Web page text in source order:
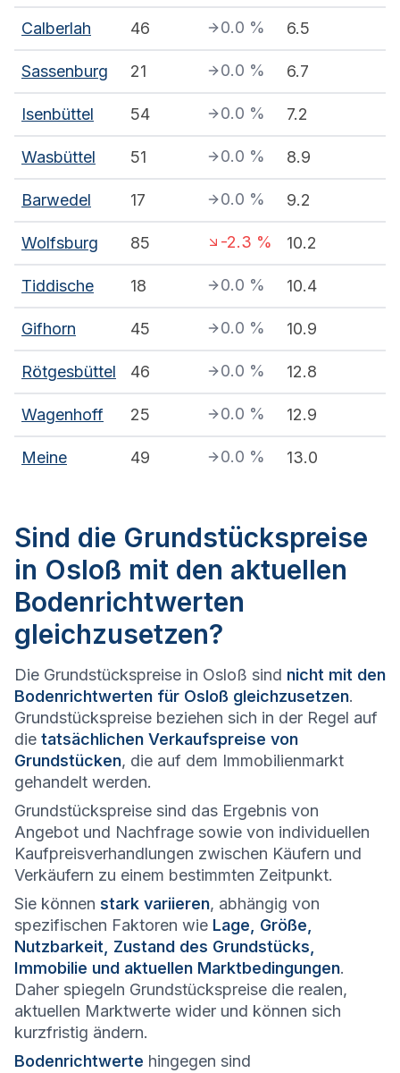
Calberlah 46 0.0 % 6.5
Sassenburg 21 0.0 % 6.7
Isenbüttel 54 0.0 % 7.2
Wasbüttel 51 0.0 % 8.9
Barwedel 17 0.0 % 9.2
Wolfsburg 85 -2.3 % 10.2
Tiddische 18 0.0 % 10.4
Gifhorn 45 0.0 % 10.9
Rötgesbüttel 46 0.0 % 12.8
Wagenhoff 25 0.0 % 12.9
Meine 49 0.0 % 13.0
Sind die Grundstückspreise
in Osloß mit den aktuellen
Bodenrichtwerten
gleichzusetzen?
Die Grundstückspreise in Osloß sind nicht mit den
Bodenrichtwerten für Osloß gleichzusetzen.
Grundstückspreise beziehen sich in der Regel auf
die tatsächlichen Verkaufspreise von
Grundstücken, die auf dem Immobilienmarkt
gehandelt werden.
Grundstückspreise sind das Ergebnis von
Angebot und Nachfrage sowie von individuellen
Kaufpreisverhandlungen zwischen Käufern und
Verkäufern zu einem bestimmten Zeitpunkt.
Sie können stark variieren, abhängig von
spezifischen Faktoren wie Lage, Größe,
Nutzbarkeit, Zustand des Grundstücks,
Immobilie und aktuellen Marktbedingungen.
Daher spiegeln Grundstückspreise die realen,
aktuellen Marktwerte wider und können sich
kurzfristig ändern.
Bodenrichtwerte hingegen sind